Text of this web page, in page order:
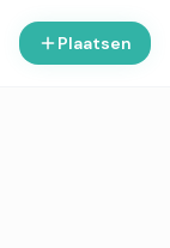
Plaatsen